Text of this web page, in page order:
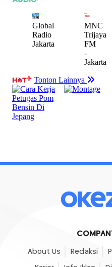
About Us Redaksi